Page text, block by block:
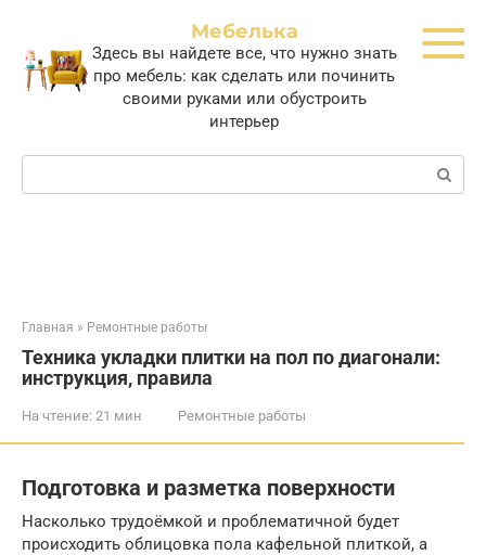
контенту
Мебелька
Здесь вы найдете все, что нужно знать
про мебель: как сделать или починить
своими руками или обустроить
интерьер
Поиск:
Главная » Ремонтные работы
Техника укладки плитки на пол по диагонали:
инструкция, правила
На чтение: 21 мин Ремонтные работы
Подготовка и разметка поверхности
Насколько трудоёмкой и проблематичной будет
происходить облицовка пола кафельной плиткой, а